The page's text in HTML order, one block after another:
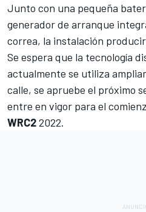
Junto con una pequeña
generador de arranque
correa, la instalación
Se espera que la tecnología
actualmente se utiliza
calle, se apruebe el próximo
entre en vigor para el
WRC22022.